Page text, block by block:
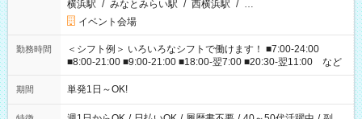
横浜駅 / みなとみらい駅 / 西横浜駅 / …
イベント会場
勤務時間
＜シフト例＞ いろいろなシフトで働けます！ ■7:00-24:00
■8:00-21:00 ■9:00-21:00 ■18:00-翌7:00 ■20:30-翌11:00 など
期間 単発1日～OK!